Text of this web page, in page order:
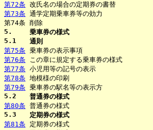
第72条 改氏名の場合の定期券の書替
第73条 通学定期乗車券等の効力
第74条 削除
5.
乗車券の様式
5.1
通則
第75条 乗車券の表示事項
第76条 この章に規定する乗車券の様式
第77条 小児用等の記号の表示
第78条 地模様の印刷
第79条 乗車券の駅名等の表示方
5.2
普通券の様式
第80条 普通券の様式
5.3
定期券の様式
第81条 定期券の様式